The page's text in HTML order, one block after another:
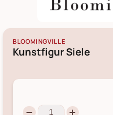
BLOOMINGVILLE
Kunstfigur Siele